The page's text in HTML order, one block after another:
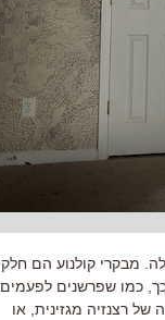
מבקרי קולנוע הם חלק
כמו שפרשנים לפעמים
רצנזיה מגזינית, או